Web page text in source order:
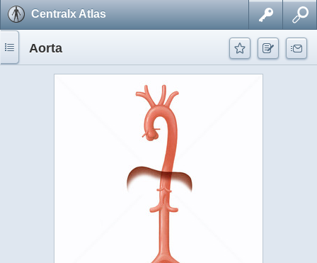
Centralx Atlas
Aorta